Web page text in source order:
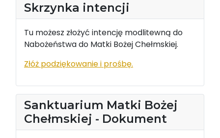
Skrzynka intencji
Tu możesz złożyć intencję modlitewną do
Nabożeństwa do Matki Bożej Chełmskiej.
Złóż podziękowanie i prośbę.
Sanktuarium Matki Bożej
Chełmskiej - Dokument